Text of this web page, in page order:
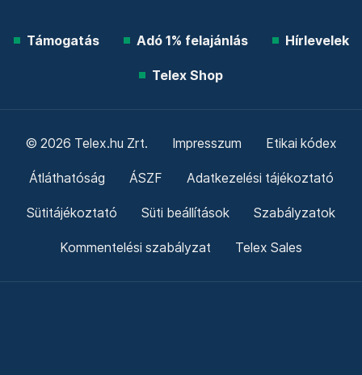
Támogatás Adó 1% felajánlás Hírlevelek
Telex Shop
© 2026 Telex.hu Zrt. Impresszum Etikai kódex
Átláthatóság ÁSZF Adatkezelési tájékoztató
Sütitájékoztató Süti beállítások Szabályzatok
Kommentelési szabályzat Telex Sales